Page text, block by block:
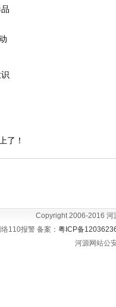
了！
Copyright 2006-2016 河
络110报警 备案： 粤ICP备
河源网站公